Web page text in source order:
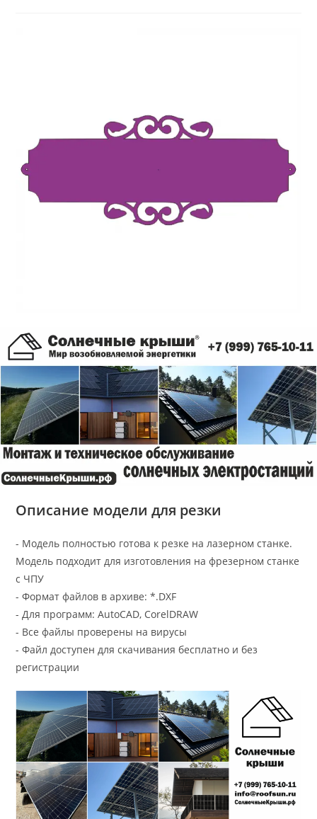
Описание модели для резки
- Модель полностью готова к резке на лазерном станке.
Модель подходит для изготовления на фрезерном станке
с ЧПУ
- Формат файлов в архиве: *.DXF
- Для программ: AutoCAD, CorelDRAW
- Все файлы проверены на вирусы
- Файл доступен для скачивания бесплатно и без
регистрации